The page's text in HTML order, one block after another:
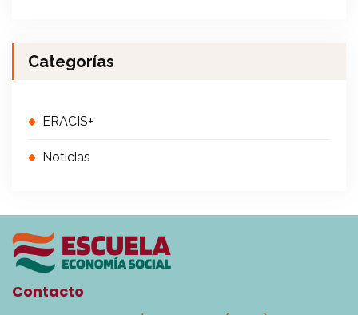
Categorías
ERACIS+
Noticias
Contacto